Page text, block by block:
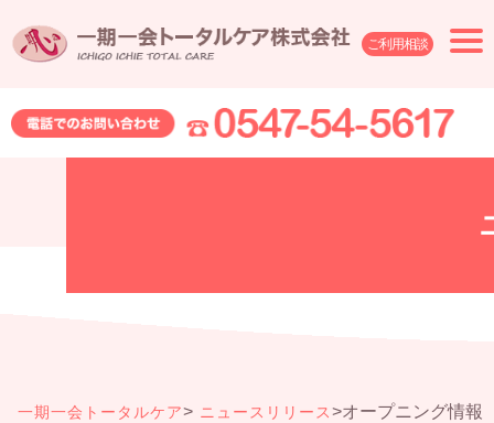
ご利用相談
一期一会トータルケア> ニュースリリース>オープニング情